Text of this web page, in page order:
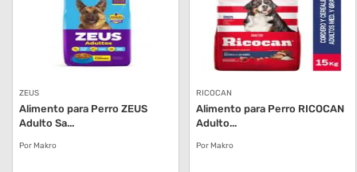
ZEUS
Alimento para Perro ZEUS
Adulto Sa...
Por Makro
RICOCAN
Alimento para Perro RICOCAN
Adulto...
Por Makro